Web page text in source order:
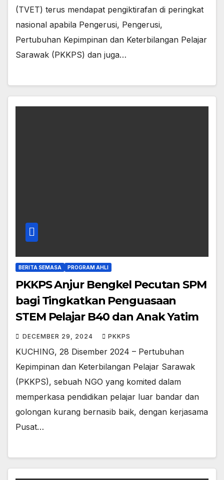
(TVET) terus mendapat pengiktirafan di peringkat
nasional apabila Pengerusi, Pengerusi,
Pertubuhan Kepimpinan dan Keterbilangan Pelajar
Sarawak (PKKPS) dan juga…
BERITA SEMASA PROGRAM AHLI
PKKPS Anjur Bengkel Pecutan SPM
bagi Tingkatkan Penguasaan
STEM Pelajar B40 dan Anak Yatim
DECEMBER 29, 2024 PKKPS
KUCHING, 28 Disember 2024 – Pertubuhan
Kepimpinan dan Keterbilangan Pelajar Sarawak
(PKKPS), sebuah NGO yang komited dalam
memperkasa pendidikan pelajar luar bandar dan
golongan kurang bernasib baik, dengan kerjasama
Pusat…